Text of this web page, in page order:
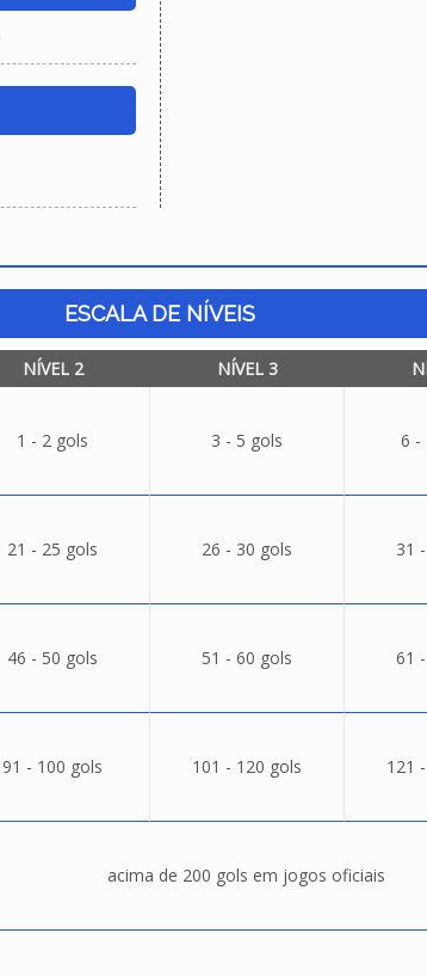
ESCALA DE NÍVEIS
NÍVEL 2 NÍVEL 3
1 - 2 gols 3 - 5 gols 6 -
21 - 25 gols 26 - 30 gols 31
46 - 50 gols 51 - 60 gols 61
91 - 100 gols 101 - 120 gols 121
acima de 200 gols em jogos oficiais